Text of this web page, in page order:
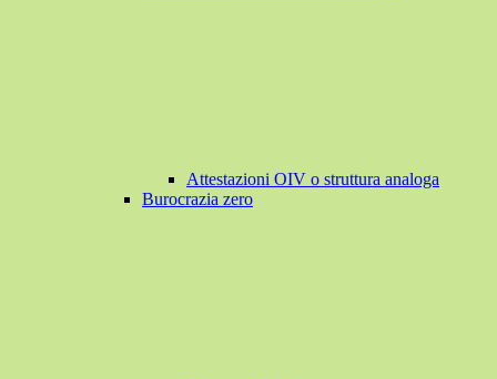
Attestazioni OIV o struttura analoga
Burocrazia zero